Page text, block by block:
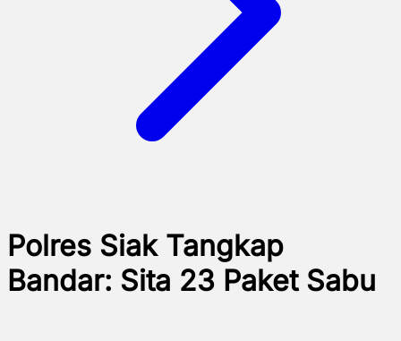
Polres Siak Tangkap
Bandar: Sita 23 Paket Sabu